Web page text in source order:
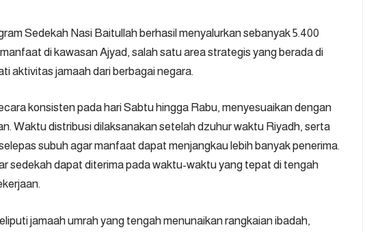
Sedekah Nasi Baitullah berhasil menyalurkan sebanyak 5.400
di kawasan Ajyad, salah satu area strategis yang berada di
aktivitas jamaah dari berbagai negara.
konsisten pada hari Sabtu hingga Rabu, menyesuaikan dengan
Waktu distribusi dilaksanakan setelah dzuhur waktu Riyadh, serta
subuh agar manfaat dapat menjangkau lebih banyak penerima.
sedekah dapat diterima pada waktu-waktu yang tepat di tengah
jamaah umrah yang tengah menunaikan rangkaian ibadah,